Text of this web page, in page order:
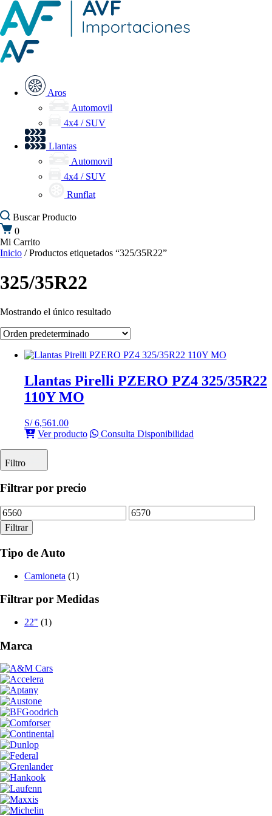
Aros
Automovil
4x4 / SUV
Llantas
Automovil
4x4 / SUV
Runflat
BuscarProducto
0
Mi Carrito
Inicio / Productos etiquetados “325/35R22”
325/35R22
Mostrando el único resultado
Llantas Pirelli PZERO PZ4 325/35R22
110Y MO
S/6,561.00
Ver producto
Consulta Disponibilidad
Filtro
Filtrar por precio
Precio
mínimo
Precio
máximo
Filtrar
Tipo de Auto
Camioneta (1)
Filtrar por Medidas
22" (1)
Marca